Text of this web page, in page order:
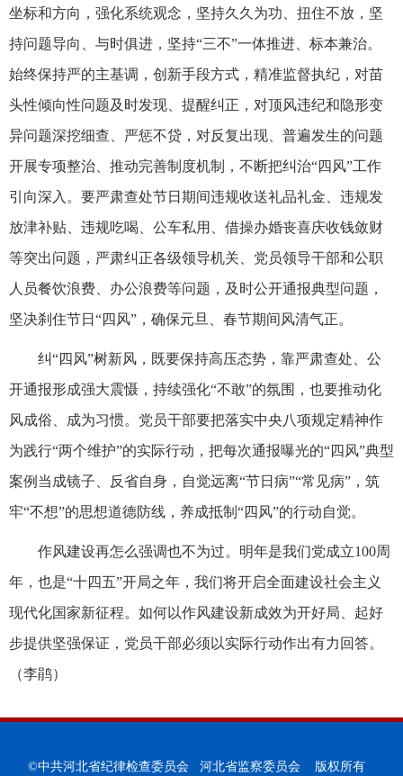
坐标和方向，强化系统观念，坚持久久为功、扭住不放，坚
持问题导向、与时俱进，坚持“三不”一体推进、标本兼治。
始终保持严的主基调，创新手段方式，精准监督执纪，对苗
头性倾向性问题及时发现、提醒纠正，对顶风违纪和隐形变
异问题深挖细查、严惩不贷，对反复出现、普遍发生的问题
开展专项整治、推动完善制度机制，不断把纠治“四风”工作
引向深入。要严肃查处节日期间违规收送礼品礼金、违规发
放津补贴、违规吃喝、公车私用、借操办婚丧喜庆收钱敛财
等突出问题，严肃纠正各级领导机关、党员领导干部和公职
人员餐饮浪费、办公浪费等问题，及时公开通报典型问题，
坚决刹住节日“四风”，确保元旦、春节期间风清气正。
纠“四风”树新风，既要保持高压态势，靠严肃查处、公
开通报形成强大震慑，持续强化“不敢”的氛围，也要推动化
风成俗、成为习惯。党员干部要把落实中央八项规定精神作
为践行“两个维护”的实际行动，把每次通报曝光的“四风”典型
案例当成镜子、反省自身，自觉远离“节日病”“常见病”，筑
牢“不想”的思想道德防线，养成抵制“四风”的行动自觉。
作风建设再怎么强调也不为过。明年是我们党成立100周
年，也是“十四五”开局之年，我们将开启全面建设社会主义
现代化国家新征程。如何以作风建设新成效为开好局、起好
步提供坚强保证，党员干部必须以实际行动作出有力回答。
（李鹃）
©中共河北省纪律检查委员会 河北省监察委员会 版权所有